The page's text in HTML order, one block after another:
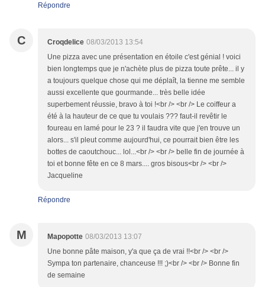
Répondre
C Croqdelice 08/03/2013 13:54
Une pizza avec une présentation en étoile c'est génial ! voici
bien longtemps que je n'achète plus de pizza toute prête... il y
a toujours quelque chose qui me déplaît, la tienne me semble
aussi excellente que gourmande... très belle idée
superbement réussie, bravo à toi !<br /> <br /> Le coiffeur a
été à la hauteur de ce que tu voulais ??? faut-il revêtir le
foureau en lamé pour le 23 ? il faudra vite que j'en trouve un
alors... s'il pleut comme aujourd'hui, ce pourrait bien être les
bottes de caoutchouc... lol...<br /> <br /> belle fin de journée à
toi et bonne fête en ce 8 mars.... gros bisous<br /> <br />
Jacqueline
Répondre
M Mapopotte 08/03/2013 13:07
Une bonne pâte maison, y'a que ça de vrai !!<br /> <br />
Sympa ton partenaire, chanceuse !!! ;)<br /> <br /> Bonne fin
de semaine